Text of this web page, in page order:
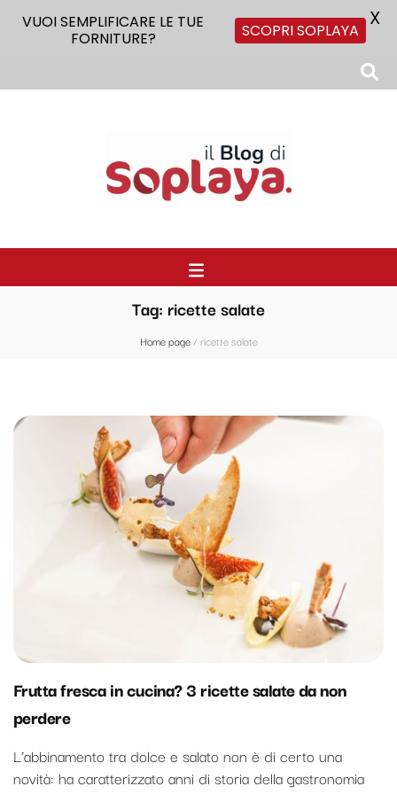
Tag: ricette salate
Home page/ricette salate
Frutta fresca in cucina? 3 ricette salate da non
perdere
L’abbinamento tra dolce e salato non è di certo una
novità: ha caratterizzato anni di storia della gastronomia
VUOI SEMPLIFICARE LE TUE
FORNITURE?
SCOPRI SOPLAYA X